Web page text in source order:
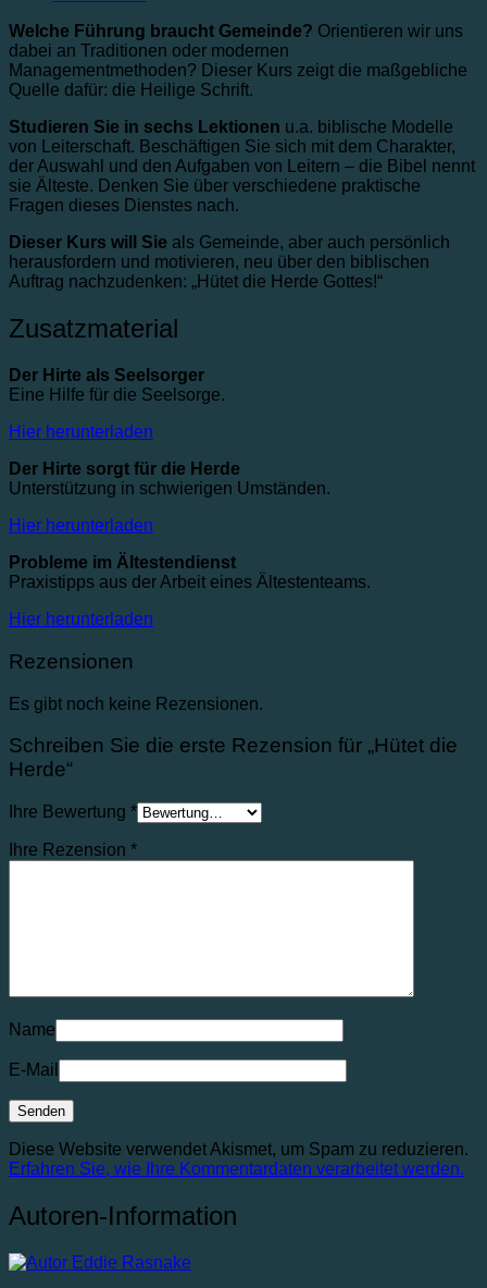
Welche Führung braucht Gemeinde? Orientieren wir uns
dabei an Traditionen oder modernen
Managementmethoden? Dieser Kurs zeigt die maßgebliche
Quelle dafür: die Heilige Schrift.
Studieren Sie in sechs Lektionen u.a. biblische Modelle
von Leiterschaft. Beschäftigen Sie sich mit dem Charakter,
der Auswahl und den Aufgaben von Leitern – die Bibel nennt
sie Älteste. Denken Sie über verschiedene praktische
Fragen dieses Dienstes nach.
Dieser Kurs will Sie als Gemeinde, aber auch persönlich
herausfordern und motivieren, neu über den biblischen
Auftrag nachzudenken: „Hütet die Herde Gottes!“
Zusatzmaterial
Der Hirte als Seelsorger
Eine Hilfe für die Seelsorge.
Hier herunterladen
Der Hirte sorgt für die Herde
Unterstützung in schwierigen Umständen.
Hier herunterladen
Probleme im Ältestendienst
Praxistipps aus der Arbeit eines Ältestenteams.
Hier herunterladen
Rezensionen
Es gibt noch keine Rezensionen.
Schreiben Sie die erste Rezension für „Hütet die
Herde“
Ihre Bewertung *
Ihre Rezension *
Name
E-Mail
Diese Website verwendet Akismet, um Spam zu reduzieren.
Erfahren Sie, wie Ihre Kommentardaten verarbeitet werden.
Autoren-Information